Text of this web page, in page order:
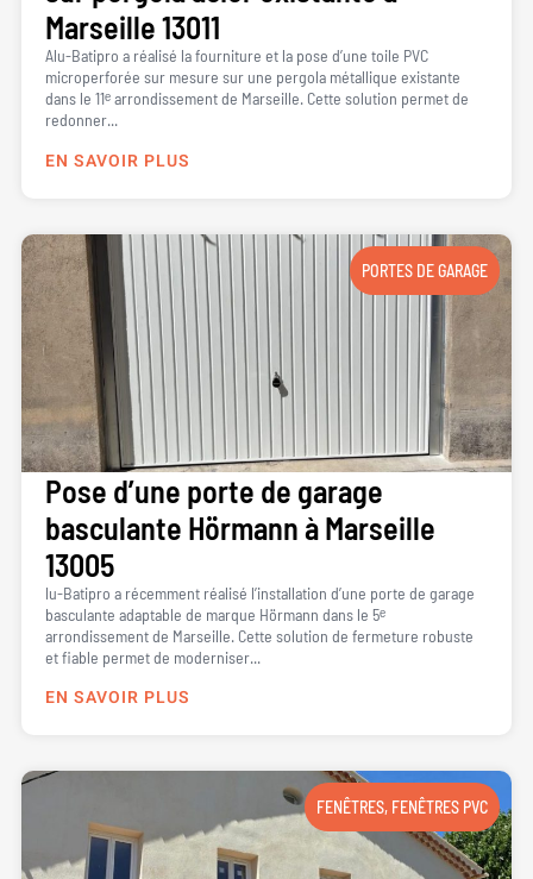
Marseille 13011
Alu-Batipro a réalisé la fourniture et la pose d’une toile PVC
microperforée sur mesure sur une pergola métallique existante
dans le 11ᵉ arrondissement de Marseille. Cette solution permet de
redonner...
EN SAVOIR PLUS
PORTES DE GARAGE
Pose d’une porte de garage
basculante Hörmann à Marseille
13005
lu-Batipro a récemment réalisé l’installation d’une porte de garage
basculante adaptable de marque Hörmann dans le 5ᵉ
arrondissement de Marseille. Cette solution de fermeture robuste
et fiable permet de moderniser...
EN SAVOIR PLUS
FENÊTRES, FENÊTRES PVC